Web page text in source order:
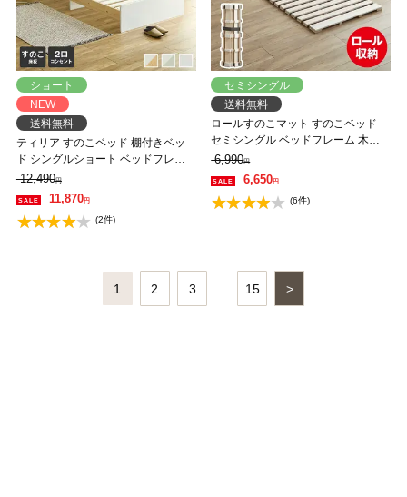
ショート
NEW
送料無料
ティリア すのこベッド 棚付きベッ
ド シングルショート ベッドフレー
ム 木製 ツートンベッド【ショート
サイズ】
12,490円
11,870円
(2件)
セミシングル
送料無料
ロールすのこマット すのこベッド
セミシングル ベッドフレーム 木製
低ホルムアルデヒド 軽量 軽い コン
パクト すのこマット 桐
6,990円
6,650円
(6件)
1 2 3 15 >